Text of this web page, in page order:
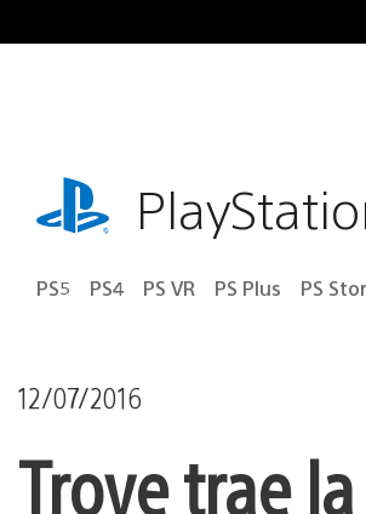
al
playstation.com
PS5 PS4 PS VR PS Plus PS
12/07/2016
Trove trae